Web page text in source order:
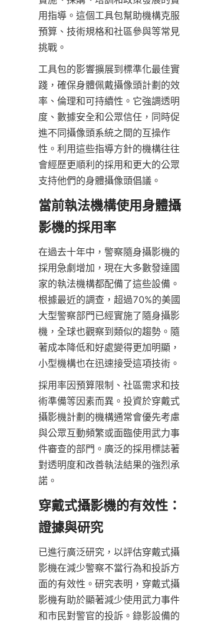
用指導。這個工具包幫助機構克服
預算、技術規格和社區參與等常見
挑戰。
工具包的影響擴展到標準化最佳實
踐，確保身體佩戴攝像頭計劃的效
率、倫理和可持續性。它強調透明
度、數據安全和公眾信任，同時促
進不同攝像頭系統之間的互操作
性。利用這些指導方針的機構往往
會經歷更順利的採用和更大的公眾
支持他們的身體攝像頭倡議。
當前執法機構使用身體攝
影機的採用率
在過去十年中，警察隨身攝影機的
採用急劇增加，現在大多數發達國
家的執法機構都配備了這些設備。
根據最近的調查，超過70%的美國
大型警察部門已經實施了隨身攝影
機，全球也觀察到類似的趨勢。隨
著成本降低和好處變得更加明顯，
小型機構也在迅速接受這項技術。
採用率因預算限制、社區需求和技
術準備等因素而異。投資於穿戴式
攝影機計劃的機構通常會優先考慮
與公眾互動頻繁或面臨使用武力事
件審查的部門。廣泛的採用標誌著
對透明度和改善執法結果的強烈承
諾。
穿戴式攝影機的有效性：
證據與研究
已進行廣泛研究，以評估穿戴式攝
影機在減少警察不當行為和投訴方
面的有效性。研究表明，穿戴式攝
影機有助於顯著減少使用武力事件
和市民對警官的投訴。錄影設備的